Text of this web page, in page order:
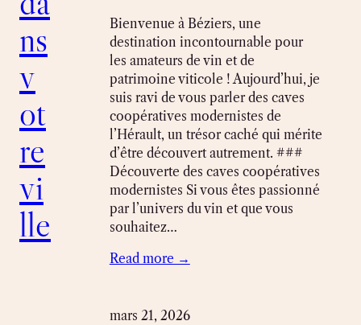
ns
v
ot
re
vi
lle
Bienvenue à Béziers, une
destination incontournable pour
les amateurs de vin et de
patrimoine viticole ! Aujourd’hui, je
suis ravi de vous parler des caves
coopératives modernistes de
l’Hérault, un trésor caché qui mérite
d’être découvert autrement. ###
Découverte des caves coopératives
modernistes Si vous êtes passionné
par l’univers du vin et que vous
souhaitez…
Read more →
mars 21, 2026